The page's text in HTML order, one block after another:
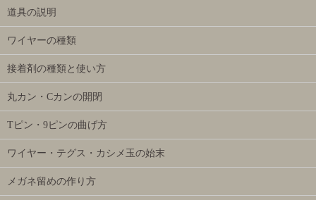
道具の説明
ワイヤーの種類
接着剤の種類と使い方
丸カン・Cカンの開閉
Tピン・9ピンの曲げ方
ワイヤー・テグス・カシメ玉の始末
メガネ留めの作り方